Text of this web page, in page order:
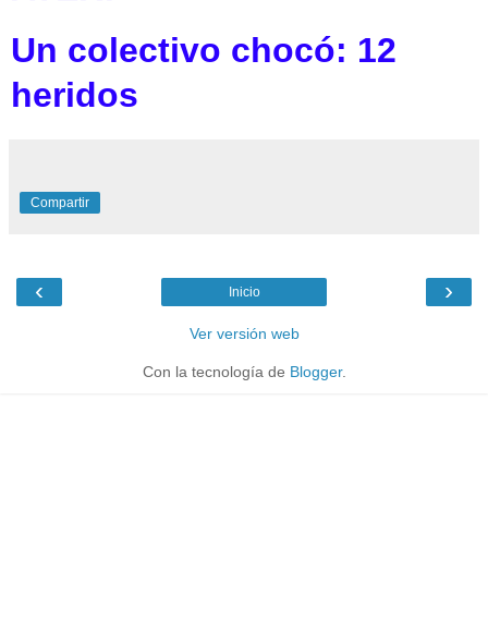
Un colectivo chocó: 12
heridos
Compartir
‹ ›
Inicio
Ver versión web
Con la tecnología de Blogger.